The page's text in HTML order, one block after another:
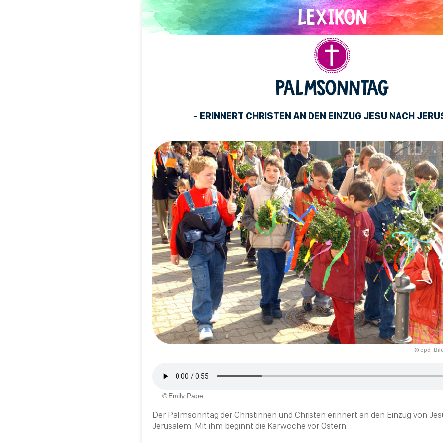
PALMSONNTAG
- ERINNERT CHRISTEN AN DEN EINZUG JESU NACH
© epd-
Emily Pape
Der Palmsonntag der Christinnen und Christen erinnert an den Einzug von
Jerusalem. Mit ihm beginnt die Karwoche vorOstern.